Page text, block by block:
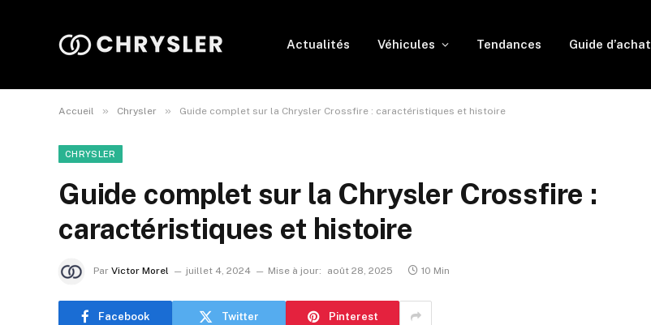
Actualités Véhicules Tendances Guide d’achat
Accueil » Chrysler » Guide complet sur la Chrysler Crossfire : caractéristiques et histoire
CHRYSLER
Guide complet sur la Chrysler Crossfire :
caractéristiques et histoire
Par Victor Morel juillet 4, 2024 Mise à jour: août 28, 2025 10 Min
Facebook Twitter Pinterest